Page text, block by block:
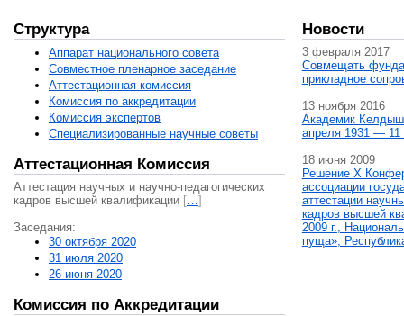
Структура
Аппарат национального совета
Совместное пленарное заседание
Аттестационная комисcия
Комиссия по аккредитации
Комиссия экспертов
Специализированные научные советы
Аттестационная Комиссия
Аттестация научных и научно-педагогических
кадров высшей квалификации […]
Заседания:
30 октября 2020
31 июля 2020
26 июня 2020
Комиссия по Аккредитации
Новости
3 февраля 2017
Совмещать
прикладное
13 ноября 2016
Академик
апреля 1931 — 11
18 июня 2009
Решение X
ассоциации
аттестации
кадров высшей
2009 г.,
пуща»,